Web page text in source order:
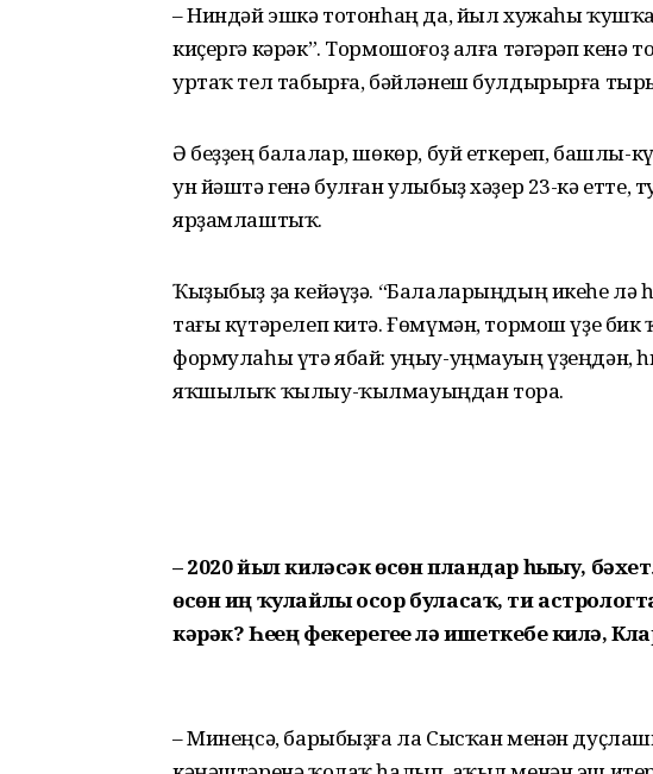
– Ниндәй эшкә тотонһаң да, йыл хужаһы
киҫергә кәрәк”. Тормошоғоҙ алға тәгәрәп
уртаҡ тел табырға, бәйләнеш булдырырға
Ә беҙҙең балалар, шөкөр, буй еткереп, башлы-
ун йәштә генә булған улыбыҙ хәҙер 23-кә етте,
ярҙамлаштыҡ.
Ҡыҙыбыҙ ҙа кейәүҙә. “Балаларыңдың икеһе лә
тағы күтәрелеп китә. Ғөмүмән, тормош үҙе
формулаһы үтә ябай: уңыу-уңмауың үҙеңдән,
яҡшылыҡ ҡылыу-ҡылмауыңдан тора.
– 2020 йыл киләсәк өсөн пландар һыҙыу,
өсөн иң ҡулайлы осор буласаҡ, ти
кәрәк? Һеҙҙең фекерегеҙҙе лә ишеткебеҙ килә,
– Минеңсә, барыбыҙға ла Сысҡан менән